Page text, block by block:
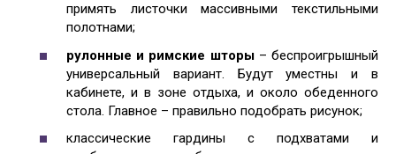
примять листочки массивными текстильными
полотнами;
рулонные и римские шторы– беспроигрышный
универсальный вариант. Будут уместны и в
кабинете, и в зоне отдыха, и около обеденного
стола. Главное – правильно подобрать рисунок;
классические гардины с подхватами и